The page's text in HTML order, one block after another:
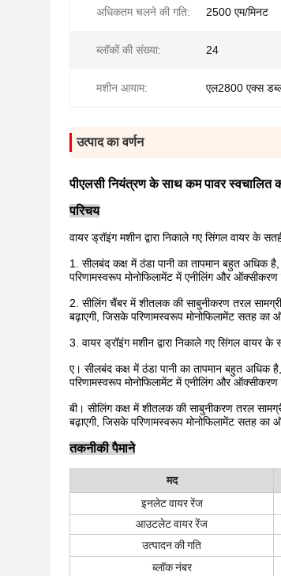
अधिकतम चलने की गति: 2500 एम/मिनट
ब्लॉकों की संख्या: 24
मशीन आयाम: एल2800 एक्स
उत्पाद का वर्णन
पीएलसी नियंत्रण के साथ कम पावर स्वचालित
परिचय
वायर ड्रॉइंग मशीन द्वारा निकाले गए सिंगल वायर के
1. सीलबंद कक्ष में ठंडा पानी का तापमान बहुत
परिणामस्वरूप मोनोफिलामेंट में एनीलिंग और
2. सीलिंग चैंबर में शीतलक की साबुनीकरण तरल सामग्री
बढ़ाएगी, जिसके परिणामस्वरूप मोनोफिलामेंट सतह का
3. वायर ड्रॉइंग मशीन द्वारा निकाले गए सिंगल
ए। सीलबंद कक्ष में ठंडा पानी का तापमान बहुत
परिणामस्वरूप मोनोफिलामेंट में एनीलिंग और
बी। सीलिंग कक्ष में शीतलक की साबुनीकरण तरल
बढ़ाएगी, जिसके परिणामस्वरूप मोनोफिलामेंट सतह का
तकनीकी पैमाने
मद
इनलेट वायर रेंज
आउटलेट वायर रेंज
उत्पादन की गति
ब्लॉक नंबर